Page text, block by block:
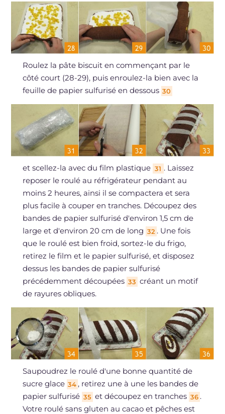
Roulez la pâte biscuit en commençant par le
côté court (28-29), puis enroulez-la bien avec la
feuille de papier sulfurisé en dessous 30
et scellez-la avec du film plastique 31 . Laissez
reposer le roulé au réfrigérateur pendant au
moins 2 heures, ainsi il se compactera et sera
plus facile à couper en tranches. Découpez des
bandes de papier sulfurisé d'environ 1,5 cm de
large et d'environ 20 cm de long 32 . Une fois
que le roulé est bien froid, sortez-le du frigo,
retirez le film et le papier sulfurisé, et disposez
dessus les bandes de papier sulfurisé
précédemment découpées 33 créant un motif
de rayures obliques.
Saupoudrez le roulé d'une bonne quantité de
sucre glace 34 , retirez une à une les bandes de
papier sulfurisé 35 et découpez en tranches 36 .
Votre roulé sans gluten au cacao et pêches est